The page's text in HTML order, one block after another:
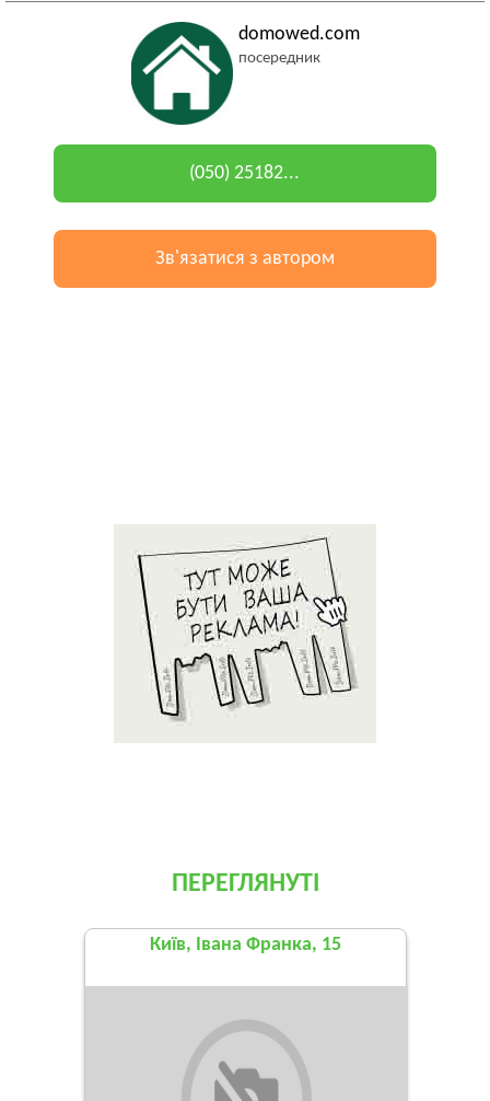
domowed.com
посередник
(050) 25182...
Зв'язатися з автором
ПЕРЕГЛЯНУТІ
Київ, Івана Франка, 15